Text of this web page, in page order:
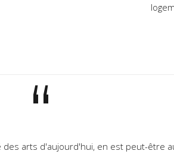
“
arts d'aujourd'hui, en est peut-être